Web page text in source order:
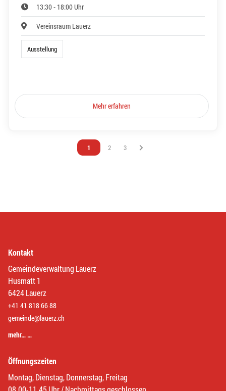
13:30 - 18:00 Uhr
Vereinsraum Lauerz
Ausstellung
Mehr erfahren
Vous êtes sur la page
1 Vous êtes sur la page
2 Vous êtes sur la page
3
Kontakt
Gemeindeverwaltung Lauerz
Husmatt 1
6424 Lauerz
+41 41 818 66 88
gemeinde@lauerz.ch
mehr… …
Öffnungszeiten
Montag, Dienstag, Donnerstag, Freitag